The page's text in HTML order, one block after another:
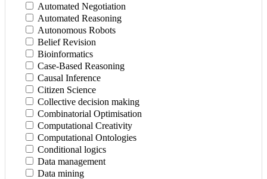
Automated Negotiation
Automated Reasoning
Autonomous Robots
Belief Revision
Bioinformatics
Case-Based Reasoning
Causal Inference
Citizen Science
Collective decision making
Combinatorial Optimisation
Computational Creativity
Computational Ontologies
Conditional logics
Data management
Data mining